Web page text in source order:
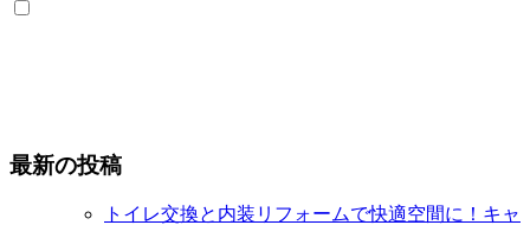
最新の投稿
トイレ交換と内装リフォームで快適空間に！キャ